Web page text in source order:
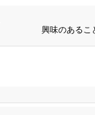
興味のあるこ